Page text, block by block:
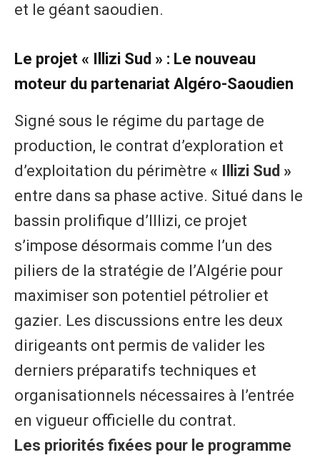
et le géant saoudien.
​Le projet « Illizi Sud » : Le nouveau
moteur du partenariat Algéro-Saoudien
​Signé sous le régime du partage de
production, le contrat d’exploration et
d’exploitation du périmètre « Illizi Sud »
entre dans sa phase active. Situé dans le
bassin prolifique d’Illizi, ce projet
s’impose désormais comme l’un des
piliers de la stratégie de l’Algérie pour
maximiser son potentiel pétrolier et
gazier. Les discussions entre les deux
dirigeants ont permis de valider les
derniers préparatifs techniques et
organisationnels nécessaires à l’entrée
en vigueur officielle du contrat.
​Les priorités fixées pour le programme